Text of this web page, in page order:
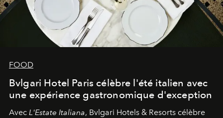
FOOD
Bvlgari Hotel Paris célèbre l'été italien avec
une expérience gastronomique d'exception
Avec L'Estate Italiana, Bvlgari Hotels & Resorts célèbre